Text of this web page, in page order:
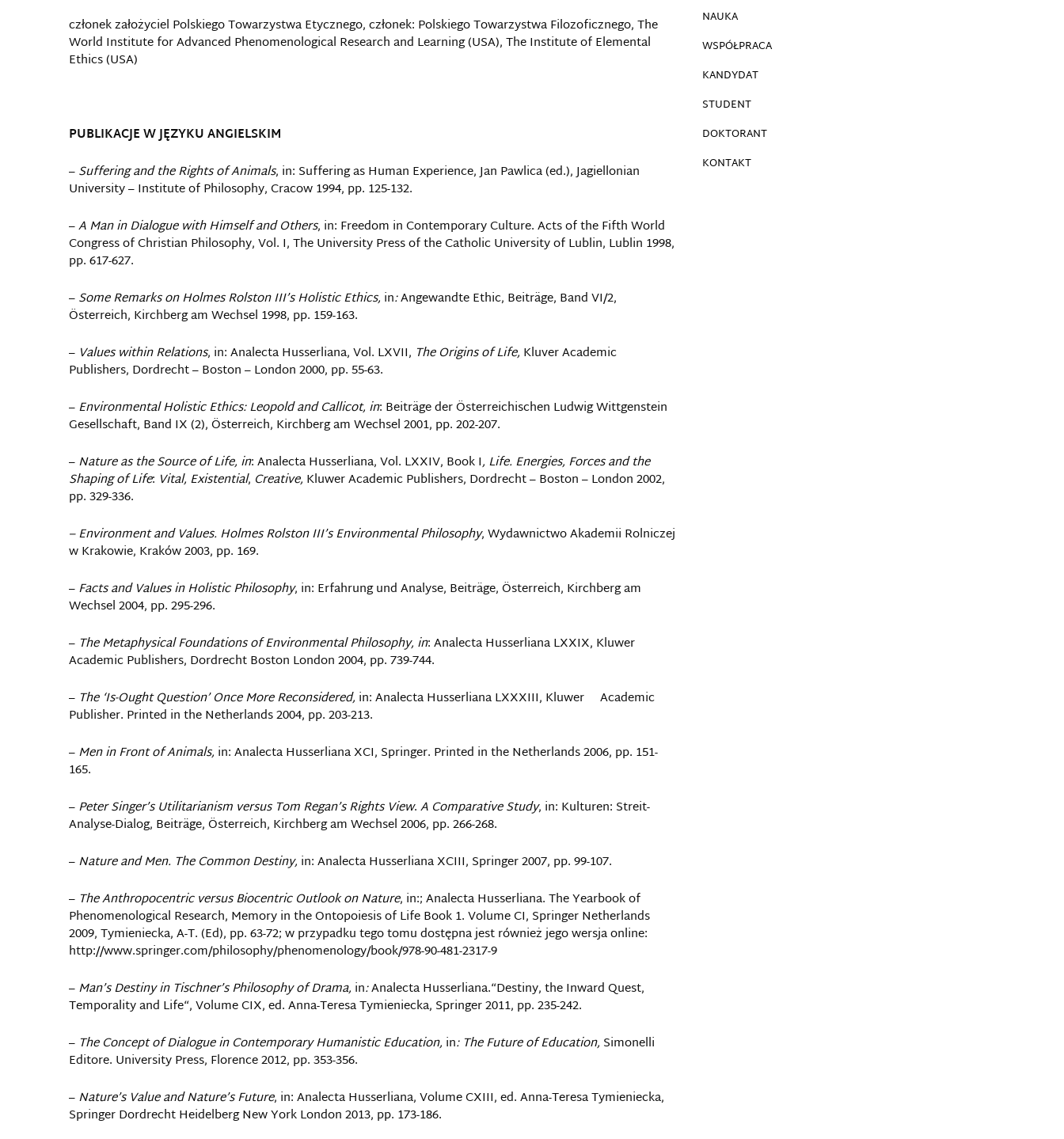
członek założyciel Polskiego Towarzystwa Etycznego, członek: Polskiego Towarzystwa Filozoficznego, The
World Institute for Advanced Phenomenological Research and Learning (USA), The Institute of Elemental
Ethics (USA)
PUBLIKACJE W JĘZYKU ANGIELSKIM
–Suffering and the Rights of Animals, in: Suffering as Human Experience, Jan Pawlica (ed.), Jagiellonian
University – Institute of Philosophy, Cracow 1994, pp. 125-132.
–A Man in Dialogue with Himself and Others, in: Freedom in Contemporary Culture. Acts of the Fifth World
Congress of Christian Philosophy, Vol. I, The University Press of the Catholic University of Lublin, Lublin 1998,
pp. 617-627.
–Some Remarks on Holmes Rolston III’s Holistic Ethics, in:Angewandte Ethic, Beiträge, Band VI/2,
Österreich, Kirchberg am Wechsel 1998, pp. 159-163.
– Values within Relations, in: Analecta Husserliana, Vol. LXVII, The Origins of Life, Kluver Academic
Publishers, Dordrecht – Boston – London 2000, pp. 55-63.
–Environmental Holistic Ethics: Leopold and Callicot, in: Beiträge der Österreichischen Ludwig Wittgenstein
Gesellschaft, Band IX (2), Österreich, Kirchberg am Wechsel 2001, pp. 202-207.
–Nature as the Source of Life, in: Analecta Husserliana, Vol. LXXIV, Book I, Life. Energies, Forces and the
Shaping of Life: Vital, Existential, Creative, Kluwer Academic Publishers, Dordrecht – Boston – London 2002,
pp. 329-336.
– Environment and Values. Holmes Rolston III’s EnvironmentalPhilosophy, Wydawnictwo Akademii Rolniczej
w Krakowie, Kraków 2003, pp. 169.
–Facts and Values in Holistic Philosophy, in: Erfahrung und Analyse, Beiträge, Österreich, Kirchberg am
Wechsel 2004, pp. 295-296.
– The Metaphysical Foundations of Environmental Philosophy, in: Analecta Husserliana LXXIX, Kluwer
Academic Publishers, Dordrecht Boston London 2004, pp. 739-744.
– The ‘Is-Ought Question’ Once More Reconsidered, in: Analecta Husserliana LXXXIII, Kluwer Academic
Publisher. Printed in the Netherlands 2004, pp. 203-213.
–Men in Front of Animals, in: Analecta Husserliana XCI, Springer. Printed in the Netherlands 2006, pp. 151-
165.
–Peter Singer’s Utilitarianism versus Tom Regan’s Rights View.A Comparative Study, in: Kulturen: Streit-
Analyse-Dialog, Beiträge, Österreich, Kirchberg am Wechsel 2006, pp. 266-268.
–Nature and Men. The Common Destiny, in: Analecta Husserliana XCIII, Springer 2007, pp. 99-107.
– The Anthropocentric versus Biocentric Outlook onNature, in:; Analecta Husserliana. The Yearbook of
Phenomenological Research, Memory in the Ontopoiesis of Life Book 1. Volume CI, Springer Netherlands
2009, Tymieniecka, A-T. (Ed), pp. 63-72; w przypadku tego tomu dostępna jest również jego wersja online:
http://www.springer.com/philosophy/phenomenology/book/978-90-481-2317-9
–Man’s Destiny in Tischner’s Philosophy of Drama, in:Analecta Husserliana.“Destiny, the Inward Quest,
Temporality and Life“, Volume CIX, ed. Anna-Teresa Tymieniecka, Springer 2011, pp. 235-242.
– The Concept of Dialogue in Contemporary Humanistic Education, in: The Future of Education, Simonelli
Editore. University Press, Florence 2012, pp. 353-356.
–Nature’s Value and Nature’s Future, in: Analecta Husserliana, Volume CXIII, ed. Anna-Teresa Tymieniecka,
Springer Dordrecht Heidelberg New York London 2013, pp. 173-186.
NAUKA
WSPÓŁPRACA
KANDYDAT
STUDENT
DOKTORANT
KONTAKT